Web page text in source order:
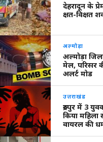
देहरादून के
क्षत-विक्षत
अल्मोड़ा
अल्मोड़ा
मेल, परिसर
अलर्ट मोड
उत्तराखंड
रुद्रपुर में 3
किया महिला
वायरल की